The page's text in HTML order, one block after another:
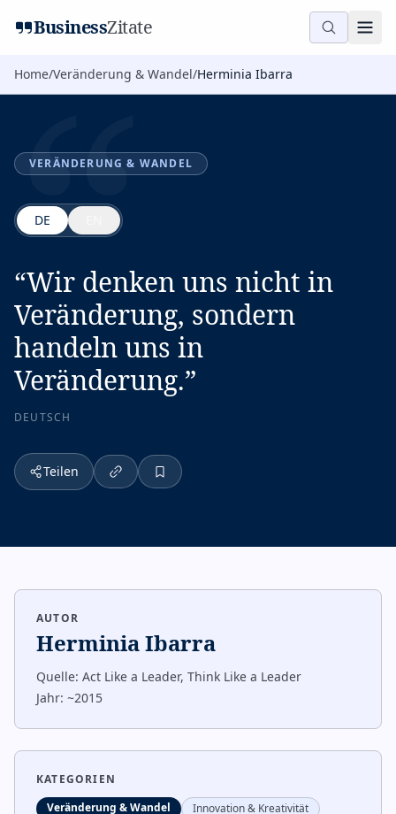
BusinessZitate
Home/Veränderung & Wandel/Herminia Ibarra
“
VERÄNDERUNG & WANDEL
DE
“Wir denken uns nicht in
Veränderung, sondern
handeln uns in
Veränderung.”
DEUTSCH
Teilen
AUTOR
Herminia Ibarra
Quelle: Act Like a Leader, Think Like a Leader
Jahr: ~2015
KATEGORIEN
Veränderung & Wandel
Innovation & Kreativität